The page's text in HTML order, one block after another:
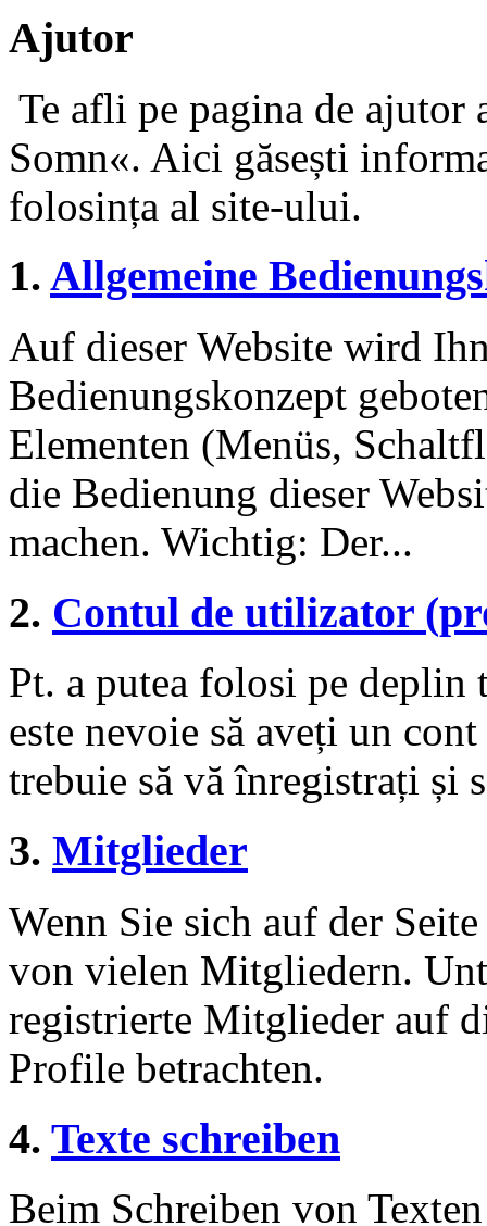
Ajutor
Te afli pe pagina de
Somn«. Aici găsești
folosința al site-ului.
1. Allgemeine
Auf dieser Website wird
Bedienungskonzept
Elementen (Menüs,
die Bedienung dieser
machen. Wichtig: Der...
2. Contul de utilizator
Pt. a putea folosi pe
este nevoie să aveți un
trebuie să vă înregistrați și
3. Mitglieder
Wenn Sie sich auf der
von vielen Mitgliedern.
registrierte Mitglieder auf
Profile betrachten.
4. Texte schreiben
Beim Schreiben von